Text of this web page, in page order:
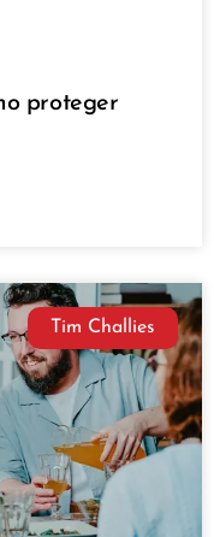
proteger
Tim Challies